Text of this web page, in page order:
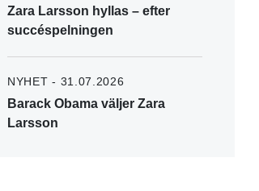
Zara Larsson hyllas – efter
succéspelningen
NYHET - 31.07.2026
Barack Obama väljer Zara
Larsson